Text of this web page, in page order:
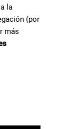
la
(por
más